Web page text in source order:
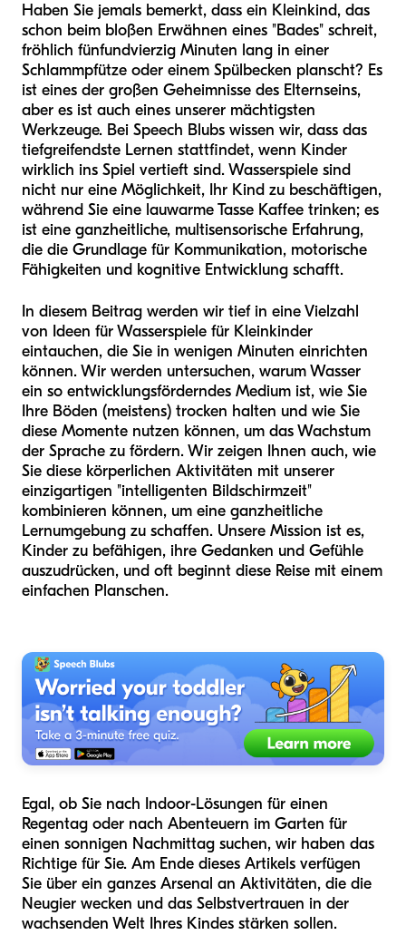
Haben Sie jemals bemerkt, dass ein Kleinkind, das
schon beim bloßen Erwähnen eines "Bades" schreit,
fröhlich fünfundvierzig Minuten lang in einer
Schlammpfütze oder einem Spülbecken planscht? Es
ist eines der großen Geheimnisse des Elternseins,
aber es ist auch eines unserer mächtigsten
Werkzeuge. Bei Speech Blubs wissen wir, dass das
tiefgreifendste Lernen stattfindet, wenn Kinder
wirklich ins Spiel vertieft sind. Wasserspiele sind
nicht nur eine Möglichkeit, Ihr Kind zu beschäftigen,
während Sie eine lauwarme Tasse Kaffee trinken; es
ist eine ganzheitliche, multisensorische Erfahrung,
die die Grundlage für Kommunikation, motorische
Fähigkeiten und kognitive Entwicklung schafft.
In diesem Beitrag werden wir tief in eine Vielzahl
von Ideen für Wasserspiele für Kleinkinder
eintauchen, die Sie in wenigen Minuten einrichten
können. Wir werden untersuchen, warum Wasser
ein so entwicklungsförderndes Medium ist, wie Sie
Ihre Böden (meistens) trocken halten und wie Sie
diese Momente nutzen können, um das Wachstum
der Sprache zu fördern. Wir zeigen Ihnen auch, wie
Sie diese körperlichen Aktivitäten mit unserer
einzigartigen "intelligenten Bildschirmzeit"
kombinieren können, um eine ganzheitliche
Lernumgebung zu schaffen. Unsere Mission ist es,
Kinder zu befähigen, ihre Gedanken und Gefühle
auszudrücken, und oft beginnt diese Reise mit einem
einfachen Planschen.
Egal, ob Sie nach Indoor-Lösungen für einen
Regentag oder nach Abenteuern im Garten für
einen sonnigen Nachmittag suchen, wir haben das
Richtige für Sie. Am Ende dieses Artikels verfügen
Sie über ein ganzes Arsenal an Aktivitäten, die die
Neugier wecken und das Selbstvertrauen in der
wachsenden Welt Ihres Kindes stärken sollen.